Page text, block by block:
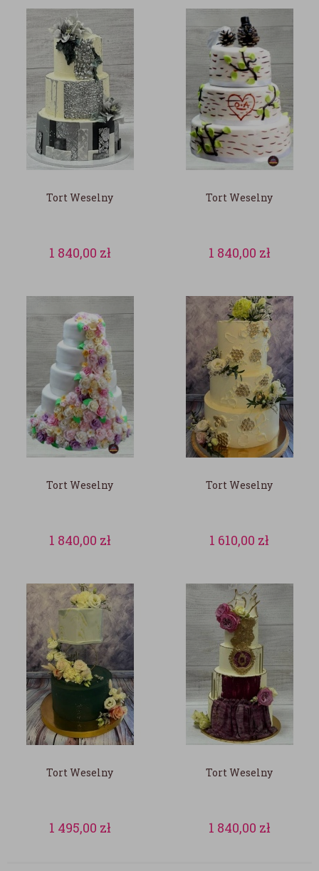
Tort Weselny
1 840,00 zł
Tort Weselny
1 840,00 zł
Tort Weselny
1 840,00 zł
Tort Weselny
1 610,00 zł
Tort Weselny
1 495,00 zł
Tort Weselny
1 840,00 zł